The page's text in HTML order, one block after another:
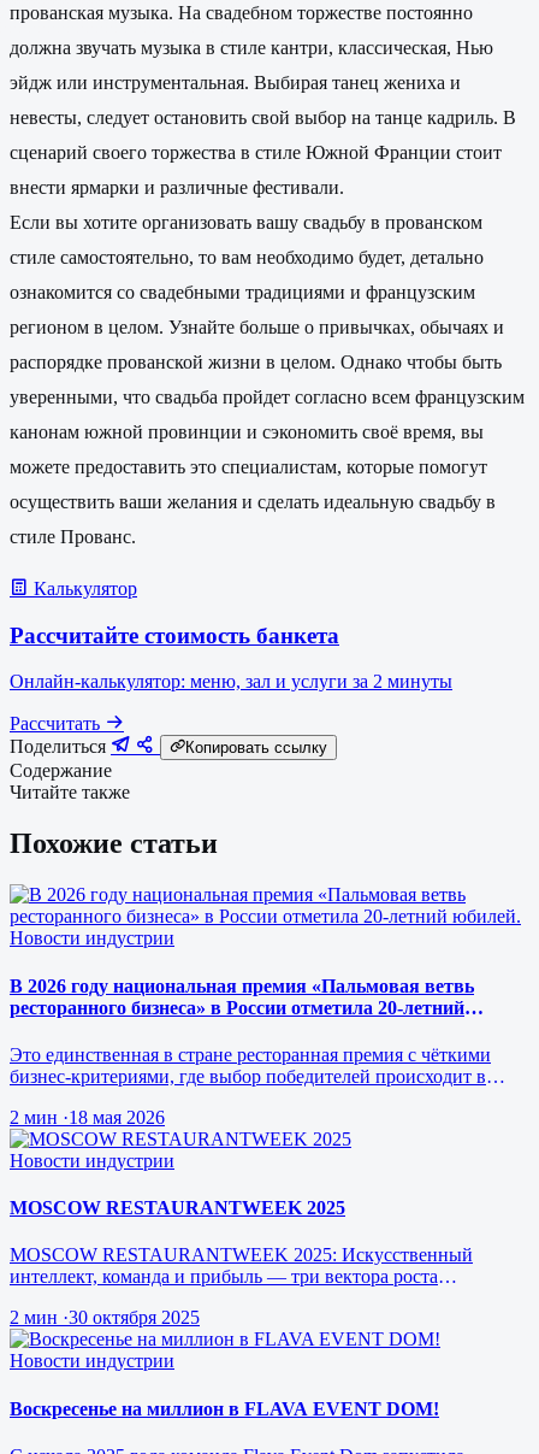
прованская музыка. На свадебном торжестве постоянно
должна звучать музыка в стиле кантри, классическая, Нью
эйдж или инструментальная. Выбирая танец жениха и
невесты, следует остановить свой выбор на танце кадриль. В
сценарий своего торжества в стиле Южной Франции стоит
внести ярмарки и различные фестивали.
Если вы хотите организовать вашу свадьбу в прованском
стиле самостоятельно, то вам необходимо будет, детально
ознакомится со свадебными традициями и французским
регионом в целом. Узнайте больше о привычках, обычаях и
распорядке прованской жизни в целом. Однако чтобы быть
уверенными, что свадьба пройдет согласно всем французским
канонам южной провинции и сэкономить своё время, вы
можете предоставить это специалистам, которые помогут
осуществить ваши желания и сделать идеальную свадьбу в
стиле Прованс.
Калькулятор
Рассчитайте стоимость банкета
Онлайн-калькулятор: меню, зал и услуги за 2 минуты
Рассчитать
Поделиться
Копировать ссылку
Содержание
Читайте также
Похожие статьи
Новости индустрии
В 2026 году национальная премия «Пальмовая ветвь
ресторанного бизнеса» в России отметила 20-летний
Это единственная в стране ресторанная премия с чёткими
бизнес-критериями, где выбор победителей происходит в
2 мин ·18 мая 2026
Новости индустрии
MOSCOW RESTAURANTWEEK 2025
MOSCOW RESTAURANTWEEK 2025: Искусственный
интеллект, команда и прибыль — три вектора роста
2 мин ·30 октября 2025
Новости индустрии
Воскресенье на миллион в FLAVA EVENT DOM!